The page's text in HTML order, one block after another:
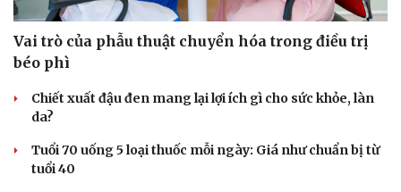
Cải chính
Vai trò của phẫu thuật chuyển hóa trong điều trị
béo phì
Chiết xuất đậu đen mang lại lợi ích gì cho sức khỏe, làn
da?
Tuổi 70 uống 5 loại thuốc mỗi ngày: Giá như chuẩn bị từ
tuổi 40